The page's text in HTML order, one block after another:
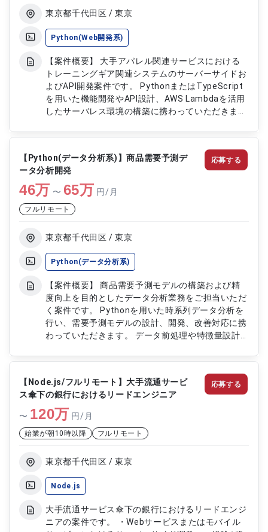
東京都千代田区 / 東京
Python(Web開発系)
【案件概要】 大手アパレル関連サービスにおける
トレーニングギア関連システムのサーバーサイドお
よびAPI開発案件です。 PythonまたはTypeScript
を用いた機能開発やAPI設計、AWS Lambdaを活用
したサーバレス環境の構築に携わっていただきま
援まで一連の開発工程をご担当いただきます。 ク
ラウド環境を活用したWebシステム開発やAPI開発
経験を活かせる案件です。 【作業内容】 ・サーバ
ーサイド機能の設計および実装 ・API設計および開
発対応 ・AWS Lambdaを用いたサーバレス環境構
築 ・詳細設計および機能開発対応 ・テストおよび
運用サポート対応
【Python(データ分析系)】商品需要予測デ
ータ分析開発
46万 〜 65万 円/月
フルリモート
東京都千代田区 / 東京
Python(データ分析系)
【案件概要】 商品需要予測モデルの構築および精
度向上を目的としたデータ分析業務をご担当いただ
く案件です。 Pythonを用いた時系列データ分析を
行い、需要予測モデルの設計、開発、改善対応に携
わっていただきます。 データ前処理や特徴量設計
討・実装を行います。 データ分析や機械学習モデ
・時系列データの分析および需要予測モデル構築
・Pythonを用いたデータ処理、分析処理の実装 ・
データ前処理および特徴量設計対応 ・予測精度向
上に向けた改善施策の検討、実装 ・Jupyter
Notebook、Pandas、Numpyを用いた分析対応
応募する
【Node.js/フルリモート】大手流通サービ
ス傘下の銀行におけるリードエンジニア
〜 120万 円/月
始業が朝10時以降 フルリモート
東京都千代田区 / 東京
Node.js
大手流通サービス傘下の銀行におけるリードエンジ
ニアの案件です。 ・Webサービスまたはモバイル
応募する